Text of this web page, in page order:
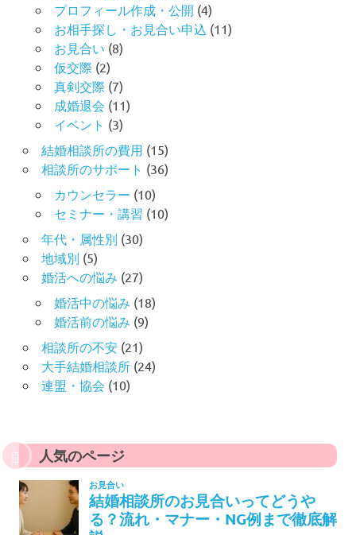
プロフィール作成・公開 (4)
お相手探し・お見合い申込 (11)
お見合い (8)
仮交際(2)
真剣交際(7)
成婚退会 (11)
イベント (3)
結婚相談所の費用 (15)
相談所のサポート (36)
カウンセラー (10)
セミナー・講習 (10)
年代・属性別 (30)
地域別 (5)
婚活への悩み (27)
婚活中の悩み (18)
婚活前の悩み (9)
相談所の不安(21)
大手結婚相談所(24)
連盟・協会 (10)
人気のページ